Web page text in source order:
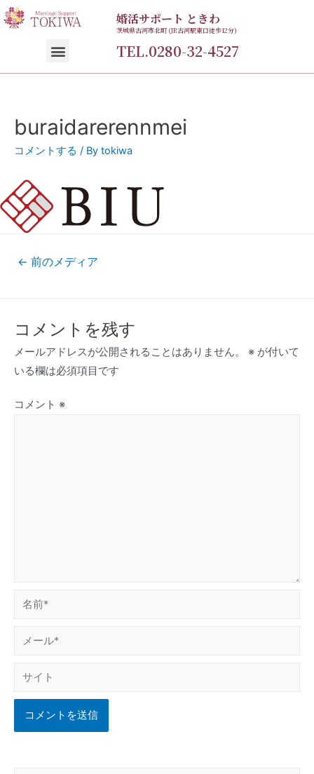
婚活サポート ときわ
茨城県古河市北町 (JR古河駅東口徒歩12分)
TEL.0280-32-4527
buraidarerennmei
コメントする / By tokiwa
← 前のメディア
コメントを残す
メールアドレスが公開されることはありません。 ※ が付いて
いる欄は必須項目です
コメント ※